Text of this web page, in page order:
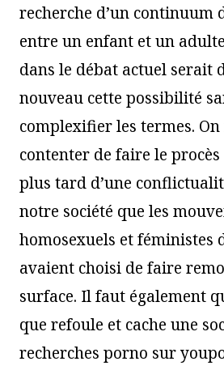
recherche d’un continuum
entre un enfant et un
dans le débat actuel serait
nouveau cette possibilité
complexifier les termes. On
contenter de faire le
plus tard d’une
notre société que les
homosexuels et féministes
avaient choisi de faire
surface. Il faut également
que refoule et cache une
recherches porno sur